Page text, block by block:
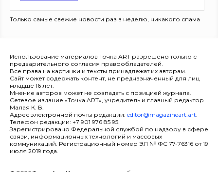
Только самые свежие новости раз в неделю, никакого спама
Использование материалов Точка ART разрешено только с
предварительного согласия правообладателей.
Все права на картинки и тексты принадлежат их авторам.
Сайт может содержать контент, не предназначенный для лиц
младше 16 лет.
Мнение авторов может не совпадать с позицией журнала.
Сетевое издание «Точка ART», учредитель и главный редактор
Малая К. В.
Адрес электронной почты редакции: editor@magazineart.art.
Телефон редакции: +7 901 976 85 95.
Зарегистрировано Федеральной службой по надзору в сфере
связи, информационных технологий и массовых
коммуникаций. Регистрационный номер ЭЛ № ФС 77-76316 от 19
июля 2019 года.